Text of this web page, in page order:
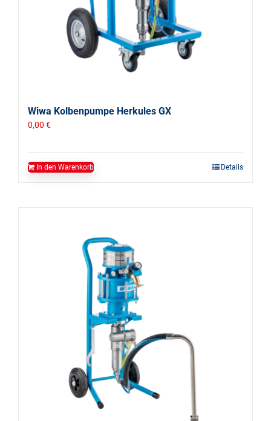
Wiwa Kolbenpumpe Herkules GX
0,00 €
In den Warenkorb Details